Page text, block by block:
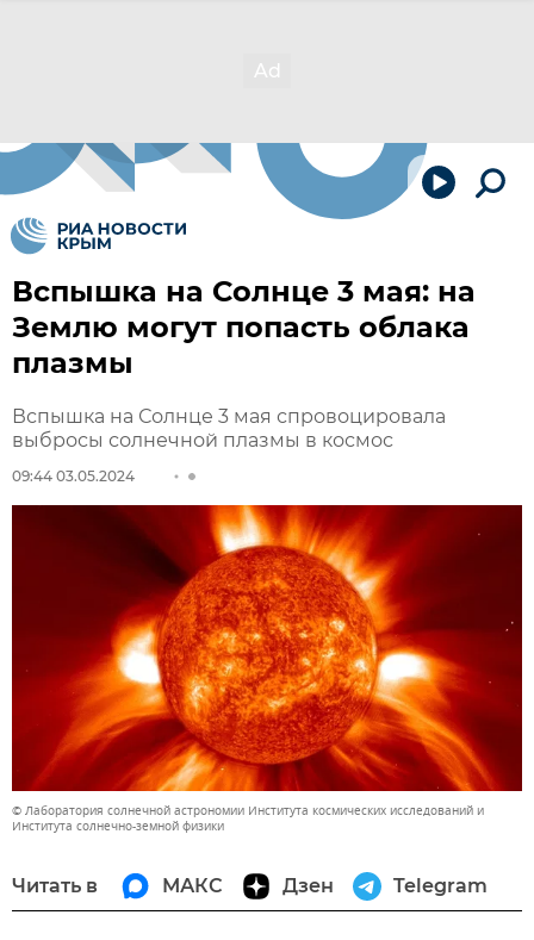
Вспышка на Солнце 3 мая: на
Землю могут попасть облака
плазмы
Вспышка на Солнце 3 мая спровоцировала
выбросы солнечной плазмы в космос
09:44 03.05.2024
© Лаборатория солнечной астрономии Института космических исследований и
Института солнечно-земной физики
Читать в МАКС Дзен Telegram